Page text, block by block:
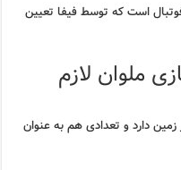
است که توسط فیفا تعیین
ملوان لازم
ملوان، ۱۱ بازیکن در زمین دارد و تعدادی هم به عنوان